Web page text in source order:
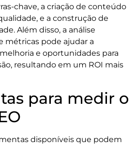
chave, a criação de conteúdo
e a construção de
Além disso, a análise
métricas pode ajudar a
e oportunidades para
resultando em um ROI mais
para medir o
disponíveis que podem